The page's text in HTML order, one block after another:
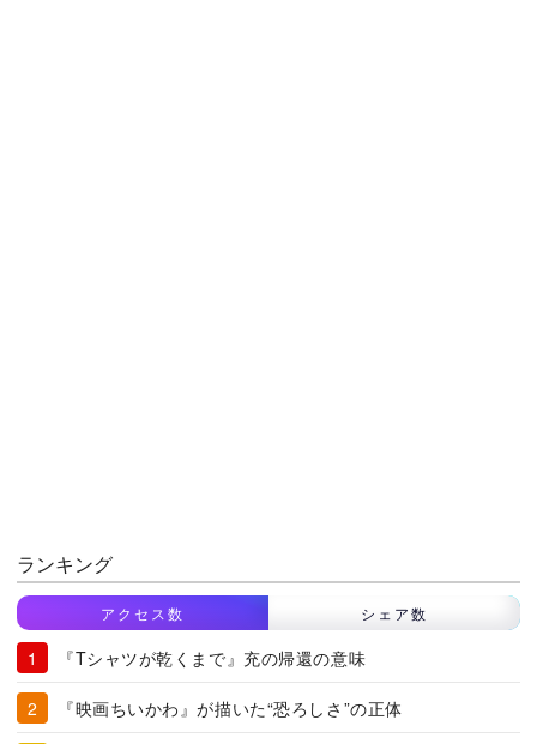
ランキング
アクセス数 シェア数
『Tシャツが乾くまで』充の帰還の意味
『映画ちいかわ』が描いた“恐ろしさ”の正体